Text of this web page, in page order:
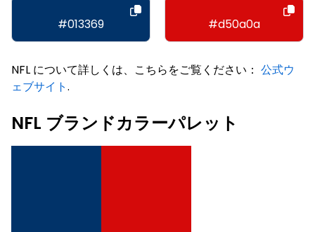
#013369 #d50a0a
NFL について詳しくは、こちらをご覧ください： 公式ウ
ェブサイト.
NFL ブランドカラーパレット